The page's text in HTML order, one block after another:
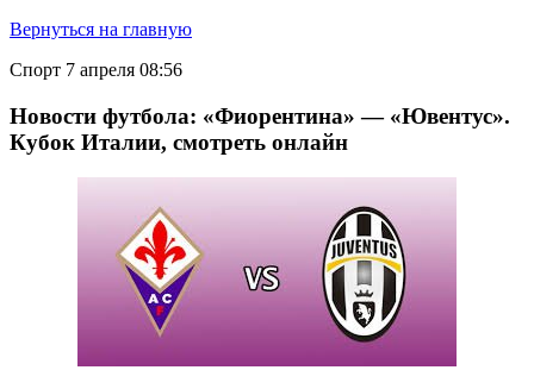
Вернуться на главную
Спорт 7 апреля 08:56
Новости футбола: «Фиорентина» — «Ювентус».
Кубок Италии, смотреть онлайн